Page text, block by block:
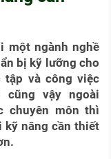
một ngành nghề
bị kỹ lưỡng cho
tập và công việc
vậy ngoài
chuyên môn thì
kỹ năng cần thiết